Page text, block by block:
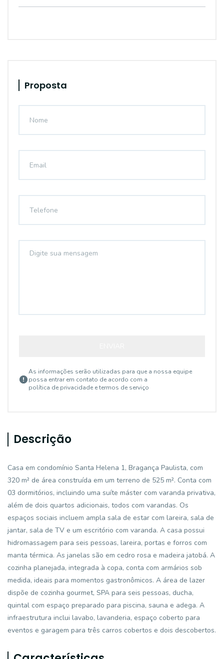
Proposta
As informações serão utilizadas para que a nossa equipe
possa entrar em contato de acordo com a
política de privacidade e termos de serviço
Descrição
Casa em condomínio Santa Helena 1, Bragança Paulista, com
320 m² de área construída em um terreno de 525 m². Conta com
03 dormitórios, incluindo uma suíte máster com varanda privativa,
além de dois quartos adicionais, todos com varandas. Os
espaços sociais incluem ampla sala de estar com lareira, sala de
jantar, sala de TV e um escritório com varanda. A casa possui
hidromassagem para seis pessoas, lareira, portas e forros com
manta térmica. As janelas são em cedro rosa e madeira jatobá. A
cozinha planejada, integrada à copa, conta com armários sob
medida, ideais para momentos gastronômicos. A área de lazer
dispõe de cozinha gourmet, SPA para seis pessoas, ducha,
quintal com espaço preparado para piscina, sauna e adega. A
infraestrutura inclui lavabo, lavanderia, espaço coberto para
eventos e garagem para três carros cobertos e dois descobertos.